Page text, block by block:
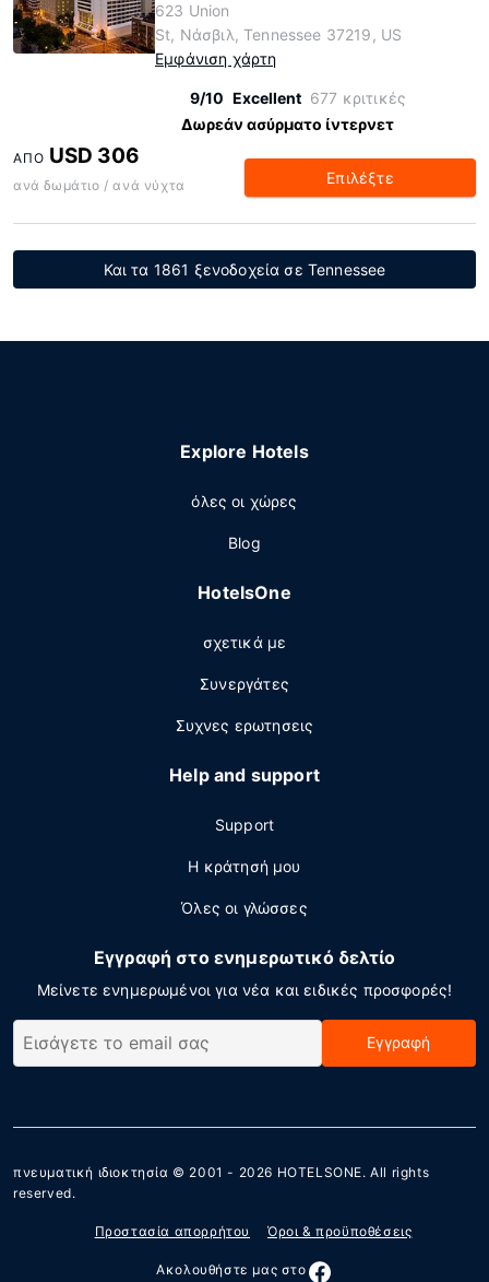
623 Union
St, Νάσβιλ, Tennessee 37219, US
Εμφάνιση χάρτη
9/10 Excellent 677 κριτικές
Δωρεάν ασύρματο ίντερνετ
ΑΠΌ USD 306
ανά δωμάτιο / ανά νύχτα Επιλέξτε
Και τα 1861 ξενοδοχεία σε Tennessee
Explore Hotels
όλες οι χώρες
Blog
HotelsOne
σχετικά με
Συνεργάτες
Συχνες ερωτησεις
Help and support
Support
Η κράτησή μου
Όλες οι γλώσσες
Εγγραφή στο ενημερωτικό δελτίο
Μείνετε ενημερωμένοι για νέα και ειδικές προσφορές!
Εγγραφή
πνευματική ιδιοκτησία © 2001 - 2026 HOTELSONE. All rights
reserved.
Προστασία απορρήτου Όροι & προϋποθέσεις
Ακολουθήστε μας στο